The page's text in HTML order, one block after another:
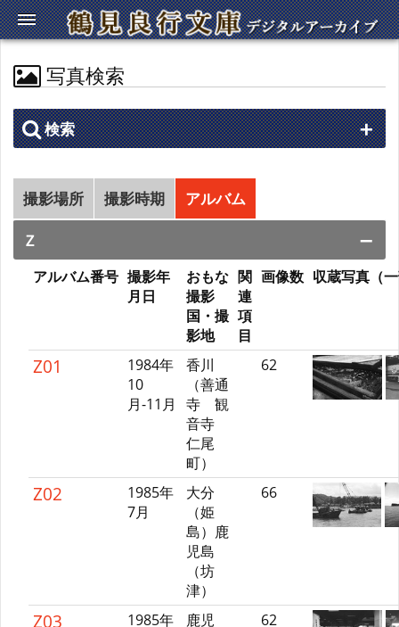
写真検索
検索
撮影場所 撮影時期
アルバム
Ｚ
アルバム番号 撮影年
月日
おもな
撮影
国・撮
影地
関
連
項
目
画像数 収蔵写真（
Z01
1984年
10
月-11月
香川
（善通
寺 観
音寺
仁尾
町）
62
Z02
1985年
7月
大分
（姫
島）鹿
児島
（坊
津）
66
Z03
1985年
鹿児
62